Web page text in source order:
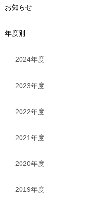
お知らせ
年度別
2024年度
2023年度
2022年度
2021年度
2020年度
2019年度